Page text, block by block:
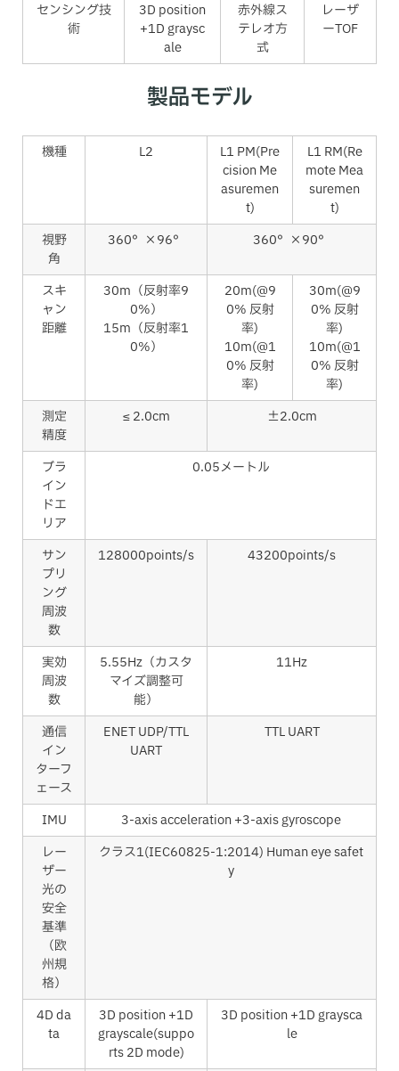
センシング技
術
3D position
+1D graysc
ale
赤外線ス
テレオ方
式
レーザ
ーTOF
製品モデル
機種 L2
L1 PM(Pre
cision Me
asuremen
t)
L1 RM(Re
mote Mea
suremen
t)
視野
角
360°×96° 360°×90°
スキ
ャン
距離
30m（反射率9
0%）
15m（反射率1
0%）
20m(@9
0% 反射
率)
10m(@1
0% 反射
率)
30m(@9
0% 反射
率)
10m(@1
0% 反射
率)
測定
精度
≤ 2.0cm ±2.0cm
ブラ
イン
ドエ
リア
0.05メートル
サン
プリ
ング
周波
数
128000points/s 43200points/s
実効
周波
数
5.55Hz（カスタ
マイズ調整可
能）
11Hz
通信
イン
ターフ
ェース
ENET UDP/TTL
UART
TTL UART
IMU
3-axis acceleration +3-axis gyroscope
レー
ザー
光の
安全
基準
（欧
州規
格）
クラス1(IEC60825-1:2014) Human eye safet
y
4D da
ta
3D position +1D
grayscale(suppo
rts 2D mode)
3D position +1D graysca
le